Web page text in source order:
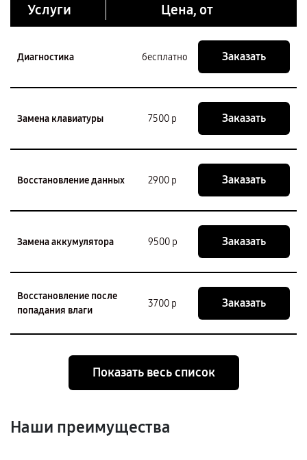
Услуги Цена, от
Диагностика бесплатно Заказать
Замена клавиатуры 7500 р Заказать
Восстановление данных 2900 р Заказать
Замена аккумулятора 9500 р Заказать
Восстановление после
попадания влаги
3700 р Заказать
Показать весь список
Наши преимущества